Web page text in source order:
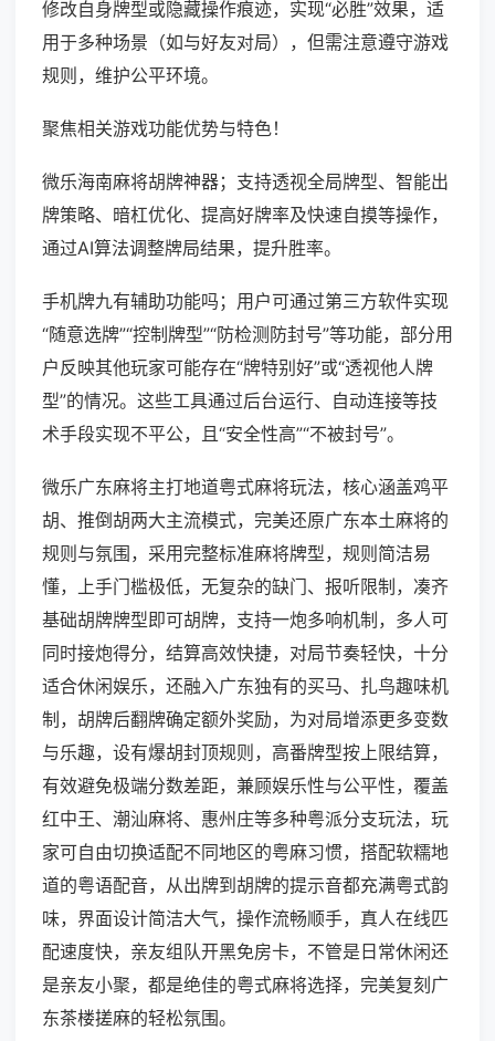
修改自身牌型或隐藏操作痕迹，实现“必胜”效果，适
用于多种场景（如与好友对局），但需注意遵守游戏
规则，维护公平环境。
聚焦相关游戏功能优势与特色！
微乐海南麻将胡牌神器；支持透视全局牌型、智能出
牌策略、暗杠优化、提高好牌率及快速自摸等操作，
通过AI算法调整牌局结果，提升胜率。
手机牌九有辅助功能吗；用户可通过第三方软件实现
“随意选牌”“控制牌型”“防检测防封号”等功能，部分用
户反映其他玩家可能存在“牌特别好”或“透视他人牌
型”的情况。这些工具通过后台运行、自动连接等技
术手段实现不平公，且“安全性高”“不被封号”。
微乐广东麻将主打地道粤式麻将玩法，核心涵盖鸡平
胡、推倒胡两大主流模式，完美还原广东本土麻将的
规则与氛围，采用完整标准麻将牌型，规则简洁易
懂，上手门槛极低，无复杂的缺门、报听限制，凑齐
基础胡牌牌型即可胡牌，支持一炮多响机制，多人可
同时接炮得分，结算高效快捷，对局节奏轻快，十分
适合休闲娱乐，还融入广东独有的买马、扎鸟趣味机
制，胡牌后翻牌确定额外奖励，为对局增添更多变数
与乐趣，设有爆胡封顶规则，高番牌型按上限结算，
有效避免极端分数差距，兼顾娱乐性与公平性，覆盖
红中王、潮汕麻将、惠州庄等多种粤派分支玩法，玩
家可自由切换适配不同地区的粤麻习惯，搭配软糯地
道的粤语配音，从出牌到胡牌的提示音都充满粤式韵
味，界面设计简洁大气，操作流畅顺手，真人在线匹
配速度快，亲友组队开黑免房卡，不管是日常休闲还
是亲友小聚，都是绝佳的粤式麻将选择，完美复刻广
东茶楼搓麻的轻松氛围。